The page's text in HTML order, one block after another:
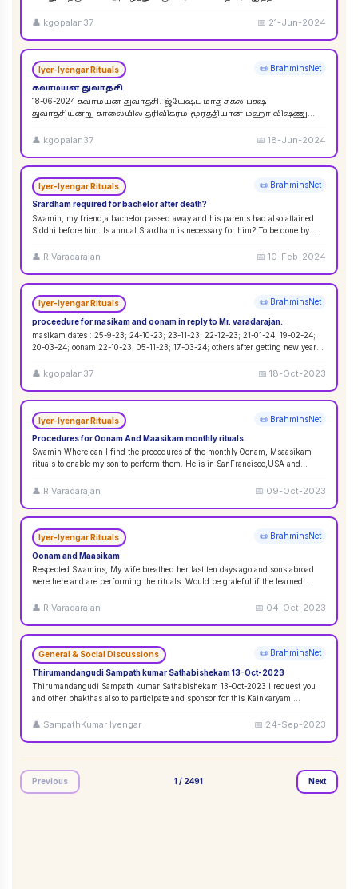
👤 kgopalan37 📅 21-Jun-2024
Iyer-Iyengar Rituals 📜 BrahminsNet
கவாமயன துவாதசி
18-06-2024 கவாமயன துவாதசி. ஜ்யேஷ்ட மாத சுக்ல பக்ஷ
துவாதசியன்று காலையில் த்ரிவிக்ரம மூர்த்தியான மஹா விஷ்ணு
👤 kgopalan37 📅18-Jun-2024
Iyer-Iyengar Rituals 📜 BrahminsNet
Srardham required for bachelor after death?
Swamin, my friend,a bachelor passed away and his parents had also attained
Siddhi before him. Is annual Srardham is necessary for him? To be done by
👤 R.Varadarajan 📅10-Feb-2024
Iyer-Iyengar Rituals 📜 BrahminsNet
proceedure for masikam and oonam in reply to Mr. varadarajan.
masikam dates : 25-9-23; 24-10-23; 23-11-23; 22-12-23; 21-01-24; 19-02-24;
20-03-24; oonam 22-10-23; 05-11-23; 17-03-24; others after getting new year...
👤 kgopalan37 📅18-Oct-2023
Iyer-Iyengar Rituals 📜 BrahminsNet
Procedures for Oonam And Maasikam monthly rituals
Swamin Where can I find the procedures of the monthly Oonam, Msaasikam
rituals to enable my son to perform them. He is in SanFrancisco,USA and
👤 R.Varadarajan 📅 09-Oct-2023
Iyer-Iyengar Rituals 📜 BrahminsNet
Oonam and Maasikam
Respected Swamins, ​​​​​​My wife breathed her last ten days ago and sons abroad
were here and are performing the rituals. Would be grateful if the learned
👤 R.Varadarajan 📅 04-Oct-2023
General & Social Discussions 📜 BrahminsNet
Thirumandangudi Sampath kumar Sathabishekam 13-Oct-2023
Thirumandangudi Sampath kumar Sathabishekam 13-Oct-2023 I request you
and other bhakthas also to participate and sponsor for this Kainkaryam.
👤 SampathKumar Iyengar 📅 24-Sep-2023
Previous 1 / 2491 Next